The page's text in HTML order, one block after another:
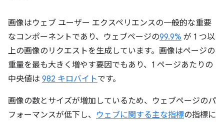
画像はウェブ ユーザー エクスペリエンスの一般的な重要
なコンポーネントであり、ウェブページの99.9% が 1 つ以
上の画像のリクエストを生成しています。画像はページの
重量を最も大きく増やす要因でもあり、1 ページあたりの
中央値は 982 キロバイトです。
画像の数とサイズが増加しているため、ウェブページのパ
フォーマンスが低下し、 ウェブに関する主な指標の指標に